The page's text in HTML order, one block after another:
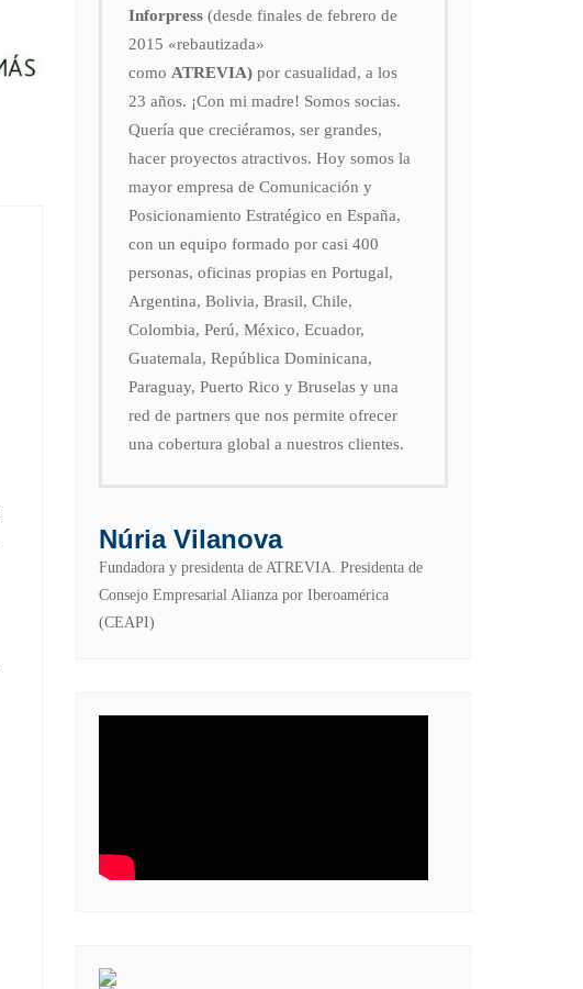
Inforpress (desde finales de febrero de
2015 «rebautizada»
como ATREVIA) por casualidad, a los
23 años. ¡Con mi madre! Somos socias.
Quería que creciéramos, ser grandes,
hacer proyectos atractivos. Hoy somos la
mayor empresa de Comunicación y
Posicionamiento Estratégico en España,
con un equipo formado por casi 400
personas, oficinas propias en Portugal,
Argentina, Bolivia, Brasil, Chile,
Colombia, Perú, México, Ecuador,
Guatemala, República Dominicana,
Paraguay, Puerto Rico y Bruselas y una
red de partners que nos permite ofrecer
una cobertura global a nuestros clientes.
Núria Vilanova
Fundadora y presidenta de ATREVIA. Presidenta de
Consejo Empresarial Alianza por Iberoamérica
(CEAPI)